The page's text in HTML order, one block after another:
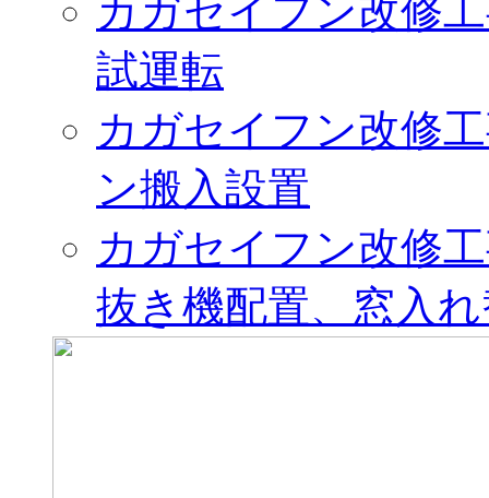
カガセイフン改修
試運転
カガセイフン改修
ン搬入設置
カガセイフン改修
抜き機配置、窓入